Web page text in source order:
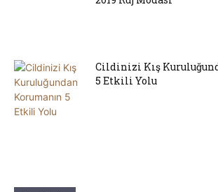
Cildinizi Kış
5 Etkili Yolu